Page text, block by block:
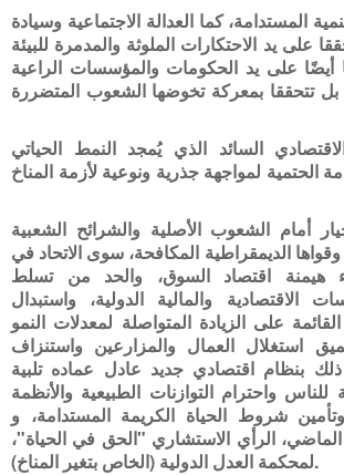
المستدامة، كما العدالة الاجتماعية وسيادة
على يد الاحتكارات الملوثة والمدمرة للبيئة
أيضًا على يد الحكومات والمؤسسات الراعية
بل تتحققا بمعركة تخوضها الشعوب المتضررة
السائد الذي يُمجد النمط الحياتي
الحتمية لمواجهة جذرية ونوعية لأزمة المناخ
أمام الشعوب الأصلية والشرائح الشعبية
وقواها الديمقراطية المكافحة، سوى الاتحاد في
هيمنة اقتصاد السوق، والحد من تسلط
الاقتصادية والمالية الدولية، واستبدال
على الزيادة المتواصلة لمعدلات النمو
استغلال العمال والمزارعين واستنزاف
ذلك بنظام اقتصادي جديد عادل عماده تلبية
للناس واحترام التوازنات الطبيعية والأنظمة
وتأمين شروط الحياة الكريمة المستدامة، و
"الحق في الحياة"، الرأي الاستشاري
لمحكمة العدل الدولية (الخاص بتغير المناخ).